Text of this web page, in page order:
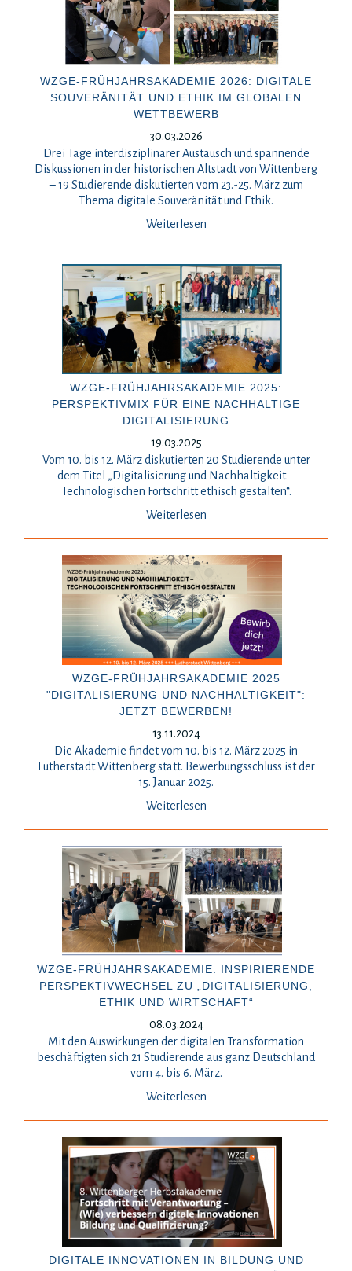
WZGE-FRÜHJAHRSAKADEMIE 2026: DIGITALE
SOUVERÄNITÄT UND ETHIK IM GLOBALEN
WETTBEWERB
30.03.2026
Drei Tage interdisziplinärer Austausch und spannende
Diskussionen in der historischen Altstadt von Wittenberg
– 19 Studierende diskutierten vom 23.-25. März zum
Thema digitale Souveränität und Ethik.
Weiterlesen
WZGE-FRÜHJAHRSAKADEMIE 2025:
PERSPEKTIVMIX FÜR EINE NACHHALTIGE
DIGITALISIERUNG
19.03.2025
Vom 10. bis 12. März diskutierten 20 Studierende unter
dem Titel „Digitalisierung und Nachhaltigkeit –
Technologischen Fortschritt ethisch gestalten“.
Weiterlesen
WZGE-FRÜHJAHRSAKADEMIE 2025
"DIGITALISIERUNG UND NACHHALTIGKEIT":
JETZT BEWERBEN!
13.11.2024
Die Akademie findet vom 10. bis 12. März 2025 in
Lutherstadt Wittenberg statt. Bewerbungsschluss ist der
15. Januar 2025.
Weiterlesen
WZGE-FRÜHJAHRSAKADEMIE: INSPIRIERENDE
PERSPEKTIVWECHSEL ZU „DIGITALISIERUNG,
ETHIK UND WIRTSCHAFT“
08.03.2024
Mit den Auswirkungen der digitalen Transformation
beschäftigten sich 21 Studierende aus ganz Deutschland
vom 4. bis 6. März.
Weiterlesen
DIGITALE INNOVATIONEN IN BILDUNG UND